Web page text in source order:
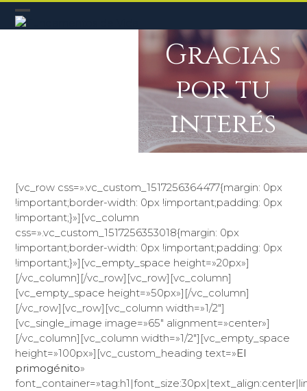
Skip
Gracias
por tu
interés
[vc_row css=».vc_custom_1517256364477{margin: 0px
!important;border-width: 0px !important;padding: 0px
!important;}»][vc_column
css=».vc_custom_1517256353018{margin: 0px
!important;border-width: 0px !important;padding: 0px
!important;}»][vc_empty_space height=»20px»]
[/vc_column][/vc_row][vc_row][vc_column]
[vc_empty_space height=»50px»][/vc_column]
[/vc_row][vc_row][vc_column width=»1/2″]
[vc_single_image image=»65″ alignment=»center»]
[/vc_column][vc_column width=»1/2″][vc_empty_space
height=»100px»][vc_custom_heading text=»El
primogénito»